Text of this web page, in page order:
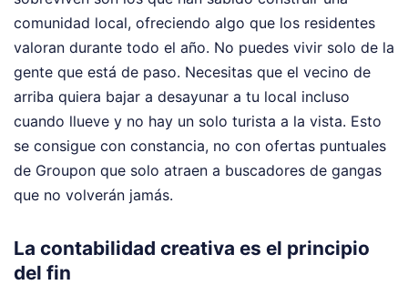
comunidad local, ofreciendo algo que los residentes
valoran durante todo el año. No puedes vivir solo de la
gente que está de paso. Necesitas que el vecino de
arriba quiera bajar a desayunar a tu local incluso
cuando llueve y no hay un solo turista a la vista. Esto
se consigue con constancia, no con ofertas puntuales
de Groupon que solo atraen a buscadores de gangas
que no volverán jamás.
La contabilidad creativa es el principio
del fin